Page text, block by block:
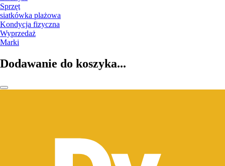
Sprzęt
siatkówka plażowa
Kondycja fizyczna
Wyprzedaż
Marki
Dodawanie do koszyka...